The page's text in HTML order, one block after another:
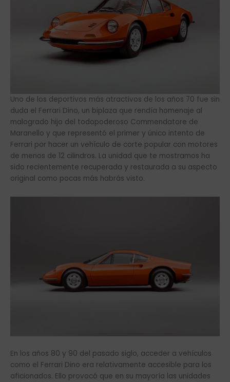
Uno de los deportivos más atractivos de los años 70 fue sin
duda el Ferrari Dino, un biplaza que rendía homenaje al
malogrado hijo del todopoderoso Commendatore de
Maranello y que representó el primer y único intento de
Ferrari por hacer un vehículo de corte popular con motores
de menos de 12 cilindros. La unidad que te mostramos ha
sido recientemente recuperada y restaurada a su aspecto
original como pocas más habrás visto.
En los años 80 y 90 del pasado siglo, acceder a vehículos
como el Ferrari Dino era relativamente accesible para los
aficionados. Ello provocó que en su mayoría las unidades